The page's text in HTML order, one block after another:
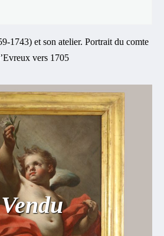
1743) et son atelier. Portrait du comte
vers 1705
Vendu